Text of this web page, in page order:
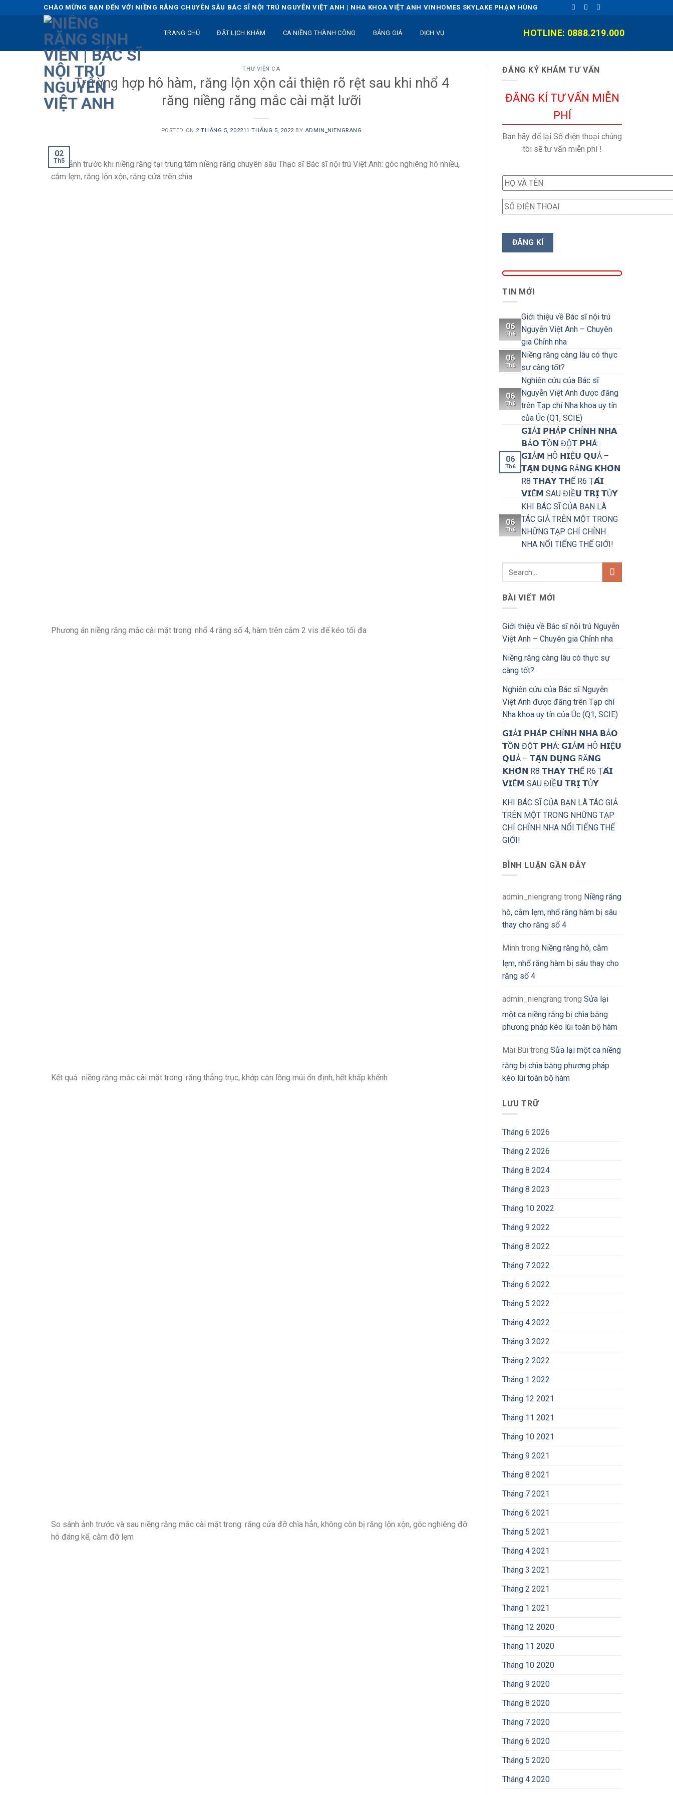
to
CHÀO MỪNG BẠN ĐẾN VỚI NIỀNG RĂNG CHUYÊN SÂU BÁC SĨ NỘI TRÚ NGUYỄN VIỆT ANH | NHA KHOA VIỆT ANH VINHOMES SKYLAKE PHẠM HÙNG
TRANG CHỦ ĐẶT LỊCH KHÁM CA NIỀNG THÀNH CÔNG BẢNG GIÁ DỊCH VỤ HOTLINE: 0888.219.000
THƯ VIỆN CA
Trường hợp hô hàm, răng lộn xộn cải thiện rõ rệt sau khi nhổ 4
răng niềng răng mắc cài mặt lưỡi
POSTED ON 2 THÁNG 5, 202211 THÁNG 5, 2022 BY ADMIN_NIENGRANG
02
Th5
Hình ảnh trước khi niềng răng tại trung tâm niềng răng chuyên sâu Thạc sĩ Bác sĩ nội trú Việt Anh: góc nghiêng hô nhiều,
cằm lẹm, răng lộn xộn, răng cửa trên chìa
Phương án niềng răng mắc cài mặt trong: nhổ 4 răng số 4, hàm trên cắm 2 vis để kéo tối đa
Kết quả niềng răng mắc cài mặt trong: răng thẳng trục, khớp cắn lồng múi ổn định, hết khấp khểnh
So sánh ảnh trước và sau niềng răng mắc cài mặt trong: răng cửa đỡ chìa hẳn, không còn bị răng lộn xộn, góc nghiêng đỡ
hô đáng kể, cằm đỡ lẹm
ĐĂNG KÝ KHÁM TƯ VẤN
ĐĂNG KÍ TƯ VẤN MIỄN
PHÍ
Bạn hãy để lại Số điện thoại chúng
tôi sẽ tư vấn miễn phí !
TIN MỚI
06
Th6
Giới thiệu về Bác sĩ nội trú
Nguyễn Việt Anh – Chuyên
gia Chỉnh nha
06
Th6
Niềng răng càng lâu có thực
sự càng tốt?
06
Th6
Nghiên cứu của Bác sĩ
Nguyễn Việt Anh được đăng
trên Tạp chí Nha khoa uy tín
của Úc (Q1, SCIE)
06
Th6
𝗚𝗜Ả𝗜 𝗣𝗛Á𝗣 𝗖𝗛Ỉ𝗡𝗛 𝗡𝗛𝗔
𝗕Ả𝗢 𝗧Ồ𝗡 ĐỘ̣𝗧 𝗣𝗛Á:
𝗚𝗜Ả𝗠 HÔ 𝗛𝗜Ệ𝗨 𝗤𝗨Ả –
𝗧𝗔̣̂𝗡 𝗗𝗨̣𝗡𝗚 RĂ𝗡𝗚 𝗞𝗛𝗢̂𝗡
R8 𝗧𝗛𝗔𝗬 𝗧𝗛Ế R6 Ṭ𝗔́𝗜
𝗩𝗜Ê𝗠 SAU ĐIỀ𝗨 𝗧𝗥𝗜̣ 𝗧Ủ𝗬
06
Th6
KHI BÁC SĨ CỦA BẠN LÀ
TÁC GIẢ TRÊN MỘT TRONG
NHỮNG TẠP CHÍ CHỈNH
NHA NỔI TIẾNG THẾ GIỚI!
BÀI VIẾT MỚI
Giới thiệu về Bác sĩ nội trú Nguyễn
Việt Anh – Chuyên gia Chỉnh nha
Niềng răng càng lâu có thực sự
càng tốt?
Nghiên cứu của Bác sĩ Nguyễn
Việt Anh được đăng trên Tạp chí
Nha khoa uy tín của Úc (Q1, SCIE)
𝗚𝗜Ả𝗜 𝗣𝗛Á𝗣 𝗖𝗛Ỉ𝗡𝗛 𝗡𝗛𝗔 𝗕Ả𝗢
𝗧Ồ𝗡 ĐỘ̣𝗧 𝗣𝗛Á: 𝗚𝗜Ả𝗠 HÔ 𝗛𝗜Ệ𝗨
𝗤𝗨Ả – 𝗧𝗔̣̂𝗡 𝗗𝗨̣𝗡𝗚 RĂ𝗡𝗚
𝗞𝗛𝗢̂𝗡 R8 𝗧𝗛𝗔𝗬 𝗧𝗛Ế R6 Ṭ𝗔́𝗜
𝗩𝗜Ê𝗠 SAU ĐIỀ𝗨 𝗧𝗥𝗜̣ 𝗧Ủ𝗬
KHI BÁC SĨ CỦA BẠN LÀ TÁC GIẢ
TRÊN MỘT TRONG NHỮNG TẠP
CHÍ CHỈNH NHA NỔI TIẾNG THẾ
GIỚI!
BÌNH LUẬN GẦN ĐÂY
admin_niengrang trong Niềng răng
hô, cằm lẹm, nhổ răng hàm bị sâu
thay cho răng số 4
Minh trong Niềng răng hô, cằm
lẹm, nhổ răng hàm bị sâu thay cho
răng số 4
admin_niengrang trong Sửa lại
một ca niềng răng bị chìa bằng
phương pháp kéo lùi toàn bộ hàm
Mai Bùi trong Sửa lại một ca niềng
răng bị chìa bằng phương pháp
kéo lùi toàn bộ hàm
LƯU TRỮ
Tháng 6 2026
Tháng 2 2026
Tháng 8 2024
Tháng 8 2023
Tháng 10 2022
Tháng 9 2022
Tháng 8 2022
Tháng 7 2022
Tháng 6 2022
Tháng 5 2022
Tháng 4 2022
Tháng 3 2022
Tháng 2 2022
Tháng 1 2022
Tháng 12 2021
Tháng 11 2021
Tháng 10 2021
Tháng 9 2021
Tháng 8 2021
Tháng 7 2021
Tháng 6 2021
Tháng 5 2021
Tháng 4 2021
Tháng 3 2021
Tháng 2 2021
Tháng 1 2021
Tháng 12 2020
Tháng 11 2020
Tháng 10 2020
Tháng 9 2020
Tháng 8 2020
Tháng 7 2020
Tháng 6 2020
Tháng 5 2020
Tháng 4 2020